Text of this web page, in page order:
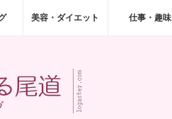
美容・ダイエット 仕事・趣味